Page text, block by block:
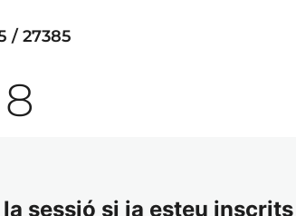
/ 27385
sessió si ja esteu